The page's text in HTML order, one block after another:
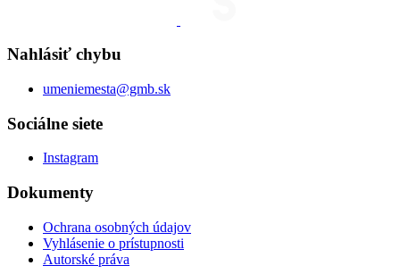
Nahlásiť chybu
umeniemesta@gmb.sk
Sociálne siete
Instagram
Dokumenty
Ochrana osobných údajov
Vyhlásenie o prístupnosti
Autorské práva